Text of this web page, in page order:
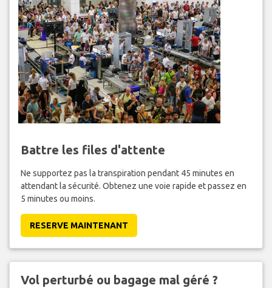
Battre les files d'attente
Ne supportez pas la transpiration pendant 45 minutes en
attendant la sécurité. Obtenez une voie rapide et passez en
5 minutes ou moins.
RESERVE MAINTENANT
Vol perturbé ou bagage mal géré ?